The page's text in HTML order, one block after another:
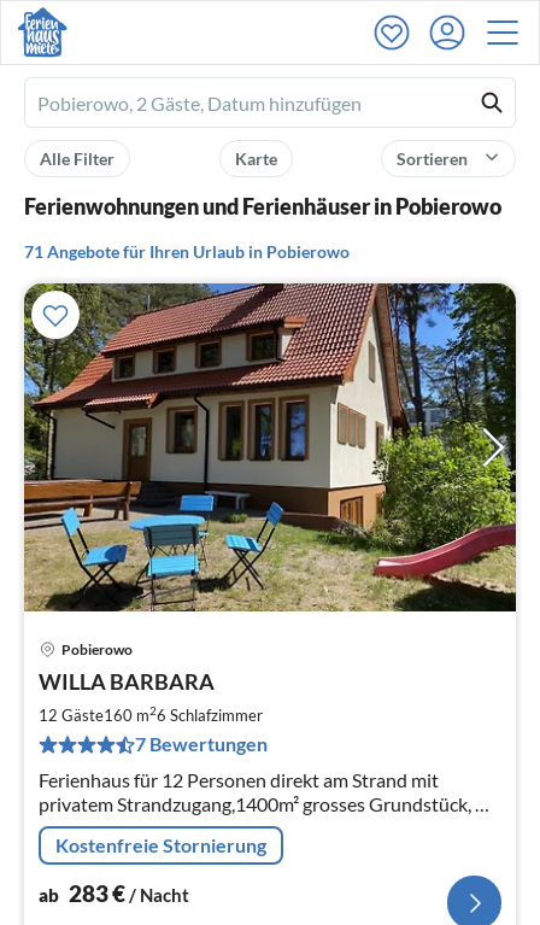
Ferienhausmiete
logo
Sortieren
Karte
Alle Filter
Ferienwohnungen und Ferienhäuser in Pobierowo
71 Angebote für Ihren Urlaub in Pobierowo
Pobierowo
WILLA BARBARA
12 Gäste160 m26 Schlafzimmer
7 Bewertungen
Ferienhaus für 12 Personen direkt am Strand mit
privatem Strandzugang,1400m² grosses Grundstück, W-
LAN internetzugang, 6 Schlafzimmer, 2 Badezimmer,
Haustiere willkommen
Kostenfreie Stornierung
ab 283€/ Nacht